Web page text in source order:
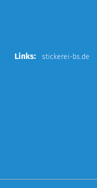
Links: stickerei-bs.de